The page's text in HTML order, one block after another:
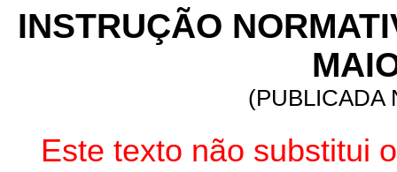
INSTRUÇÃO
(PUBLICADA
Este texto não substitui